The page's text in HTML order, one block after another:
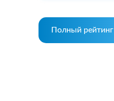
Полный рейтинг